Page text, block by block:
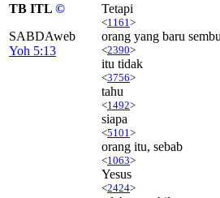
TB ITL ©
SABDAweb
Yoh 5:13
Tetapi
<1161 >
orang yang baru
<2390>
itu tidak
<3756>
tahu
<1492>
siapa
<5101 >
orang itu, sebab
<1063>
Yesus
<2424>